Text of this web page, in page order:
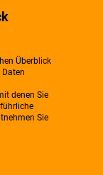
Überblick
denen Sie
Sie